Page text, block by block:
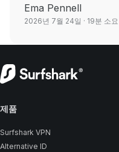
Ema Pennell
2026년 7월 24일 · 19분 소요
제품
Surfshark VPN
Alternative ID